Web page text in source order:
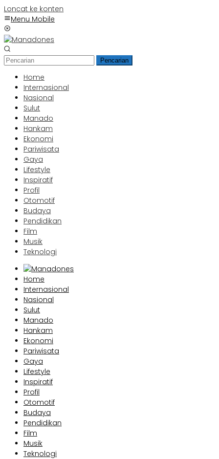
Loncat ke konten
Menu Mobile
Pencarian
Home
Internasional
Nasional
Sulut
Manado
Hankam
Ekonomi
Pariwisata
Gaya
Lifestyle
Inspiratif
Profil
Otomotif
Budaya
Pendidikan
Film
Musik
Teknologi
Home
Internasional
Nasional
Sulut
Manado
Hankam
Ekonomi
Pariwisata
Gaya
Lifestyle
Inspiratif
Profil
Otomotif
Budaya
Pendidikan
Film
Musik
Teknologi